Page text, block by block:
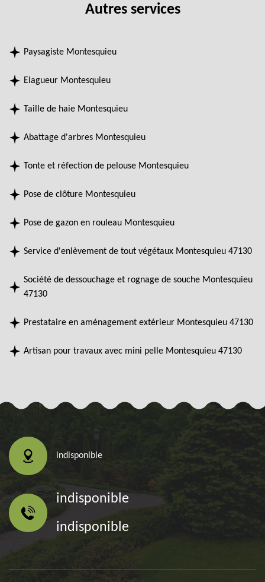
Autres services
Paysagiste Montesquieu
Elagueur Montesquieu
Taille de haie Montesquieu
Abattage d'arbres Montesquieu
Tonte et réfection de pelouse Montesquieu
Pose de clôture Montesquieu
Pose de gazon en rouleau Montesquieu
Service d'enlèvement de tout végétaux Montesquieu 47130
Société de dessouchage et rognage de souche Montesquieu
47130
Prestataire en aménagement extérieur Montesquieu 47130
Artisan pour travaux avec mini pelle Montesquieu 47130
indisponible
indisponible
indisponible